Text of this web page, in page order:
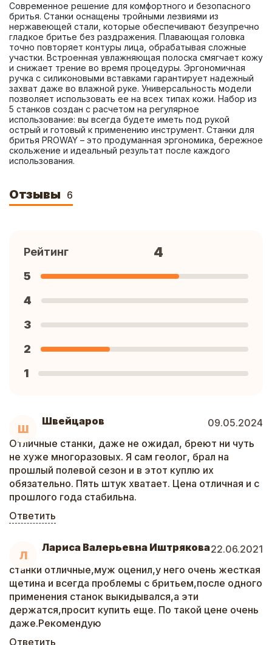
Современное решение для комфортного и безопасного
бритья. Станки оснащены тройными лезвиями из
нержавеющей стали, которые обеспечивают безупречно
гладкое бритье без раздражения. Плавающая головка
точно повторяет контуры лица, обрабатывая сложные
участки. Встроенная увлажняющая полоска смягчает кожу
и снижает трение во время процедуры. Эргономичная
ручка с силиконовыми вставками гарантирует надежный
захват даже во влажной руке. Универсальность модели
позволяет использовать ее на всех типах кожи. Набор из
5 станков создан с расчетом на регулярное
использование: вы всегда будете иметь под рукой
острый и готовый к применению инструмент. Станки для
бритья PROWAY – это продуманная эргономика, бережное
скольжение и идеальный результат после каждого
использования.
Отзывы 6
Ш
Швейцаров
09.05.2024
Отличные станки, даже не ожидал, бреют ни чуть
не хуже многоразовых. Я сам геолог, брал на
прошлый полевой сезон и в этот куплю их
обязательно. Пять штук хватает. Цена отличная и с
прошлого года стабильна.
Ответить
Л
Лариса Валерьевна Иштрякова22.06.2021
станки отличные,муж оценил,у него очень жесткая
щетина и всегда проблемы с бритьем,после одного
применения станок выкидывался,а эти
держатся,просит купить еще. По такой цене очень
даже.Рекомендую
Ответить
Рейтинг 4
5
4
3
2
1